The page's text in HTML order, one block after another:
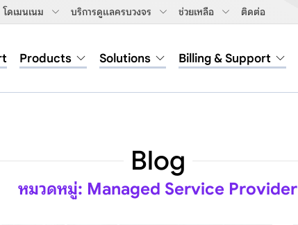
โดเมนเนม บริการดูแลครบวงจร ช่วยเหลือ ติดต่อ
Products Solutions Billing & Support
Blog
หมวดหมู่: Managed Service Provider